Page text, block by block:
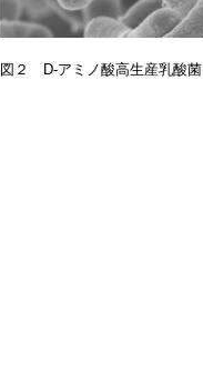
図２ D-アミノ酸高生産乳酸菌